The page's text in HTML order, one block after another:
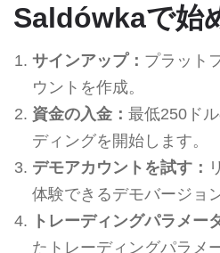
Saldówkaで始
サインアップ： プラット
ウントを作成。
資金の入金： 最低250ド
ディングを開始します。
デモアカウントを試す：
体験できるデモバージョ
トレーディングパラメー
たトレーディングパラメ